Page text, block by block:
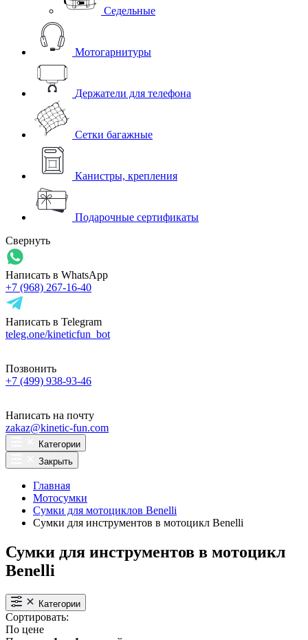
Седельные
Мотогарнитуры
Держатели для телефона
Сетки багажные
Канистры, крепления
Подарочные сертификаты
Свернуть
Написать в WhatsApp
+7 (968) 267-16-40
Написать в Telegram
teleg.one/kineticfun_bot
Позвонить
+7 (499) 938-93-46
Написать на почту
zakaz@kinetic-fun.com
Категории
Закрыть
Главная
Мотосумки
Сумки для мотоциклов Benelli
Сумки для инструментов в мотоцикл Benelli
Сумки для инструментов в мотоцикл
Benelli
Категории
Сортировать:
По цене